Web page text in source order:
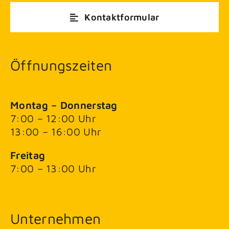
Kontaktformular
Öffnungszeiten
Montag – Donnerstag
7:00 – 12:00 Uhr
13:00 – 16:00 Uhr
Freitag
7:00 – 13:00 Uhr
Unternehmen